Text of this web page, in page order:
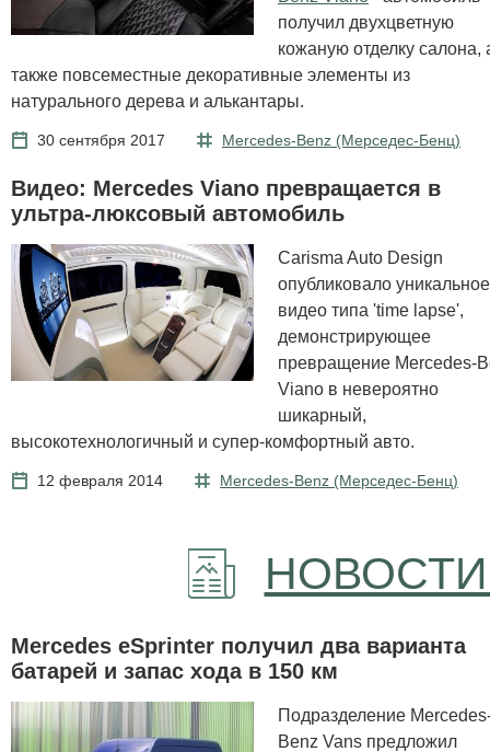
получил двухцветную
кожаную отделку салона,
также повсеместные декоративные элементы из
натурального дерева и алькантары.
30 сентября 2017 Mercedes-Benz (Мерcедес-Бенц)
Видео: Mercedes Viano превращается в
ультра-люксовый автомобиль
Carisma Auto Design
опубликовало уникальное
видео типа 'time lapse',
демонстрирующее
превращение Mercedes-
Viano в невероятно
шикарный,
высокотехнологичный и супер-комфортный авто.
12 февраля 2014 Mercedes-Benz (Мерcедес-Бенц)
НОВОСТИ
Mercedes eSprinter получил два варианта
батарей и запас хода в 150 км
Подразделение
Benz Vans предложил